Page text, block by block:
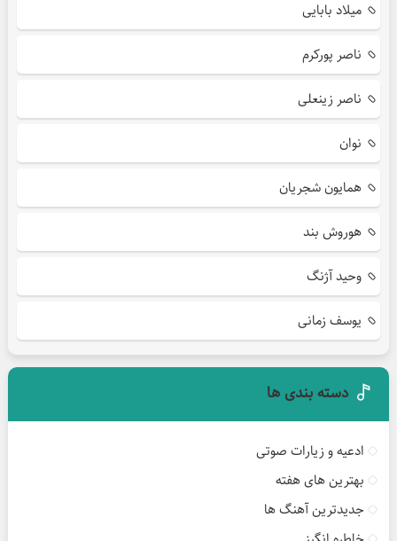
میلاد بابایی
ناصر پورکرم
ناصر زینعلی
نوان
همایون شجریان
هوروش بند
وحید آژنگ
یوسف زمانی
دسته بندی ها
ادعیه و زیارات صوتی
بهترین های هفته
جدیدترین آهنگ ها